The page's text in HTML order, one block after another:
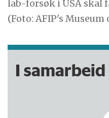
lab-forsøk i USA skal
(Foto: AFIP's
I